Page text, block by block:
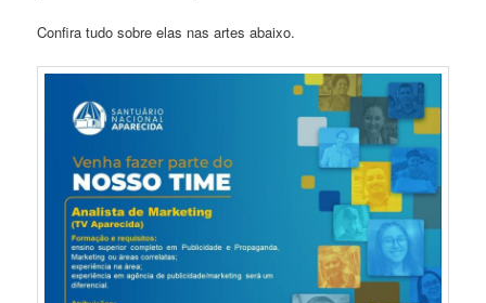
Confira tudo sobre elas nas artes abaixo.